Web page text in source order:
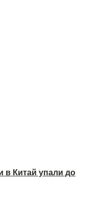
в Китай упали до